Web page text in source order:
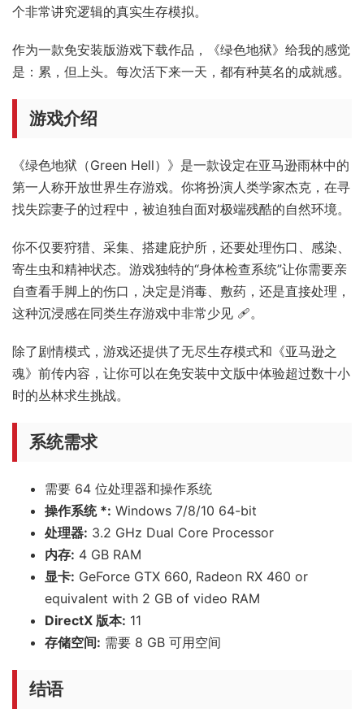
个非常讲究逻辑的真实生存模拟。
作为一款免安装版游戏下载作品，《绿色地狱》给我的感觉
是：累，但上头。每次活下来一天，都有种莫名的成就感。
游戏介绍
《绿色地狱（Green Hell）》是一款设定在亚马逊雨林中的
第一人称开放世界生存游戏。你将扮演人类学家杰克，在寻
找失踪妻子的过程中，被迫独自面对极端残酷的自然环境。
你不仅要狩猎、采集、搭建庇护所，还要处理伤口、感染、
寄生虫和精神状态。游戏独特的“身体检查系统”让你需要亲
自查看手脚上的伤口，决定是消毒、敷药，还是直接处理，
这种沉浸感在同类生存游戏中非常少见 🩹。
除了剧情模式，游戏还提供了无尽生存模式和《亚马逊之
魂》前传内容，让你可以在免安装中文版中体验超过数十小
时的丛林求生挑战。
系统需求
需要 64 位处理器和操作系统
操作系统 *: Windows 7/8/10 64-bit
处理器: 3.2 GHz Dual Core Processor
内存: 4 GB RAM
显卡: GeForce GTX 660, Radeon RX 460 or
equivalent with 2 GB of video RAM
DirectX 版本: 11
存储空间: 需要 8 GB 可用空间
结语